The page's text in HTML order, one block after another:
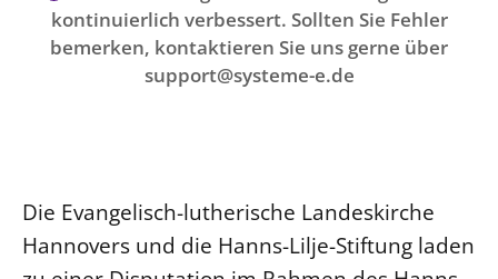
kontinuierlich verbessert. Sollten Sie Fehler
bemerken, kontaktieren Sie uns gerne über
support@systeme-e.de
Die Evangelisch-lutherische Landeskirche
Hannovers und die Hanns-Lilje-Stiftung laden
Kirche und Finanzen
Personalausschuss
Kollegium
Abteilungen des Landeskirchenamts
Rechnungsprüfungsamt
Evangelische Kirche
Lutherische Kirche
Religionen
Gegen Gewalt
KLIMASCHUTZ
Naturschutz
Impressum
Datenschutz
Freie Stellen
Service für Gemeinden
Suche